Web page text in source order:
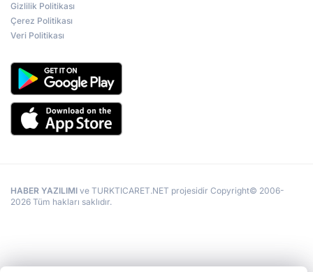
Gizlilik Politikası
Çerez Politikası
Veri Politikası
HABER YAZILIMI ve TURKTICARET.NET projesidir Copyright© 2006-
2026 Tüm hakları saklıdır.